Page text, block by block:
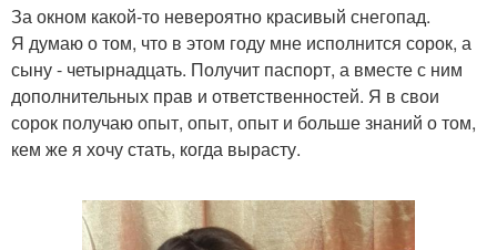
За окном какой-то невероятно красивый снегопад.
Я думаю о том, что в этом году мне исполнится сорок, а
сыну - четырнадцать. Получит паспорт, а вместе с ним
дополнительных прав и ответственностей. Я в свои
сорок получаю опыт, опыт, опыт и больше знаний о том,
кем же я хочу стать, когда вырасту.